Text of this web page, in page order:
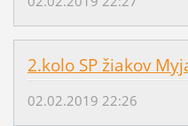
2.kolo SP žiakov
02.02.2019 22:26